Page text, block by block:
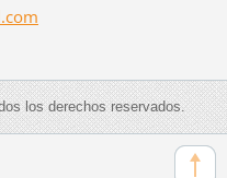
los derechos reservados.